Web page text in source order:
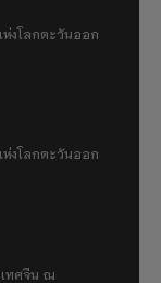
ห่งโลกตะวันออก
ห่งโลกตะวันออก
เทศจีน ณ